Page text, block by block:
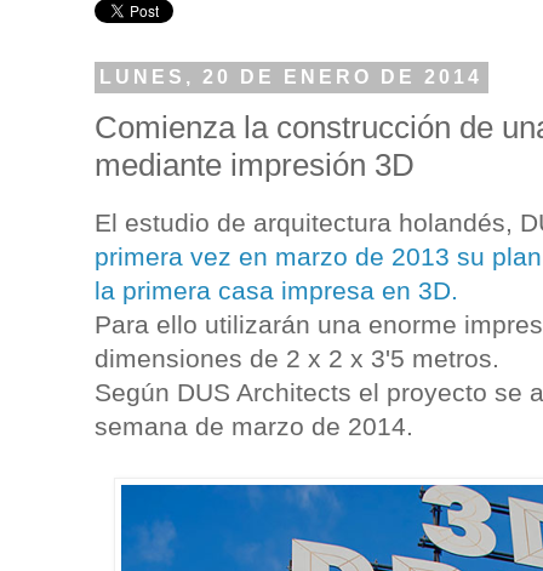
LUNES, 20 DE ENERO DE 2014
Comienza la construcción de
mediante impresión 3D
El estudio de arquitectura holandés,
primera vez en marzo de 2013 su
la primera casa impresa en 3D.
Para ello utilizarán una enorme
dimensiones de 2 x 2 x 3'5 metros.
Según DUS Architects el proyecto se
semana de marzo de 2014.